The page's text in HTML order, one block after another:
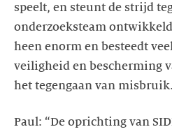
speelt, en steunt de strijd
onderzoeksteam
heen enorm en besteedt
veiligheid en bescherming
het tegengaan van
Paul: “De oprichting van